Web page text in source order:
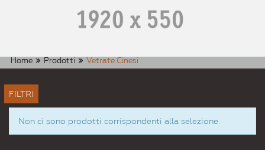
Home Prodotti Vetrate Cinesi
FILTRI
Non ci sono prodotti corrispondenti alla selezione.